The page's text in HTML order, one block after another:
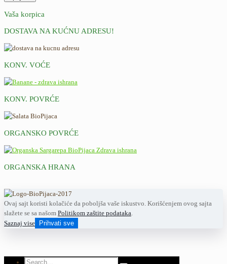
Vaša korpica
DOSTAVA NA KUĆNU ADRESU!
KONV. VOĆE
KONV. POVRĆE
ORGANSKO POVRĆE
ORGANSKA HRANA
Ovaj sajt koristi kolačiće da poboljša vaše iskustvo. Korišćenjem ovog sajta
slažete se sa našom Politikom zaštite podataka
Saznaj vise
Prihvati sve